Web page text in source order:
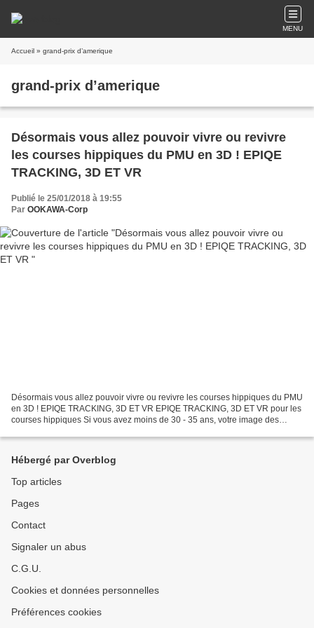
MENU
Accueil » grand-prix d’amerique
grand-prix d’amerique
Désormais vous allez pouvoir vivre ou revivre
les courses hippiques du PMU en 3D ! EPIQE
TRACKING, 3D ET VR
Publié le 25/01/2018 à 19:55
Par OOKAWA-Corp
Désormais vous allez pouvoir vivre ou revivre les courses hippiques du PMU
en 3D ! EPIQE TRACKING, 3D ET VR EPIQE TRACKING, 3D ET VR pour les
courses hippiques Si vous avez moins de 30 - 35 ans, votre image des
Hébergé par Overblog
Top articles
Pages
Contact
Signaler un abus
C.G.U.
Cookies et données personnelles
Préférences cookies